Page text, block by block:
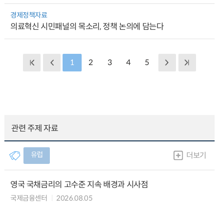
경제정책자료
의료혁신 시민패널의 목소리, 정책 논의에 담는다
1 2 3 4 5
관련 주제 자료
유럽 더보기
영국 국채금리의 고수준 지속 배경과 시사점
국제금융센터 2026.08.05